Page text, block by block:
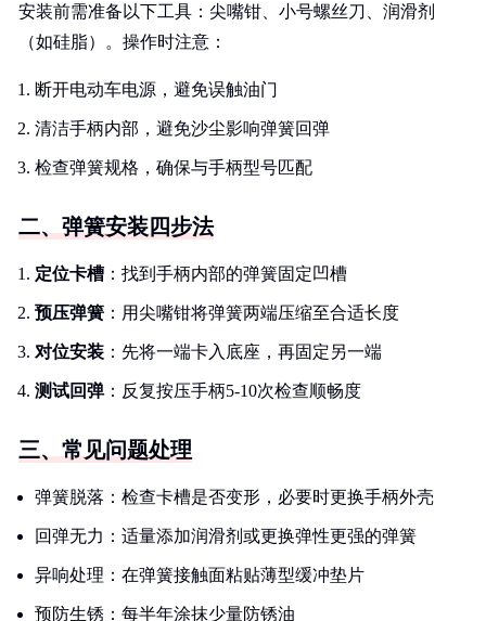
安装前需准备以下工具：尖嘴钳、小号螺丝刀、润滑剂
（如硅脂）。操作时注意：
断开电动车电源，避免误触油门
清洁手柄内部，避免沙尘影响弹簧回弹
检查弹簧规格，确保与手柄型号匹配
二、弹簧安装四步法
定位卡槽 ：找到手柄内部的弹簧固定凹槽
预压弹簧 ：用尖嘴钳将弹簧两端压缩至合适长度
对位安装 ：先将一端卡入底座，再固定另一端
测试回弹：反复按压手柄5-10次检查顺畅度
三、常见问题处理
弹簧脱落：检查卡槽是否变形，必要时更换手柄外壳
回弹无力：适量添加润滑剂或更换弹性更强的弹簧
异响处理：在弹簧接触面粘贴薄型缓冲垫片
预防生锈：每半年涂抹少量防锈油